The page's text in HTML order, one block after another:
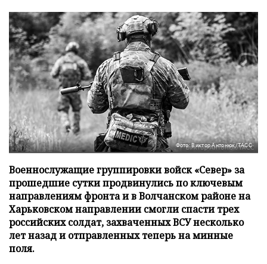
Фото: Виктор Антонюк/ТАСС
Военнослужащие группировки войск «Север» за
прошедшие сутки продвинулись по ключевым
направлениям фронта и в Волчанском районе на
Харьковском направлении смогли спасти трех
российских солдат, захваченных ВСУ несколько
лет назад и отправленных теперь на минные
поля.